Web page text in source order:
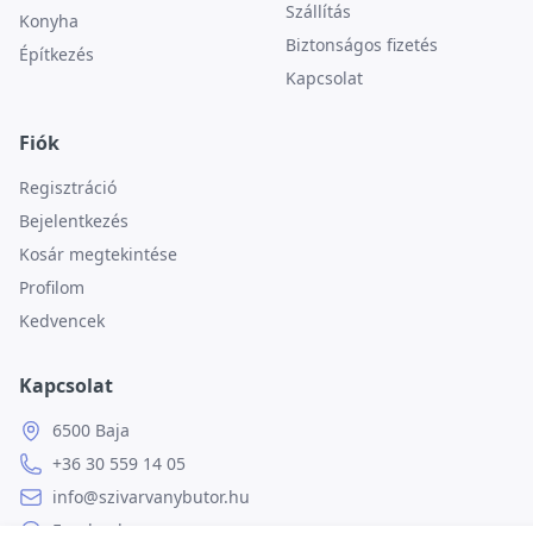
Konyha
Építkezés
Szállítás
Biztonságos fizetés
Kapcsolat
Fiók
Regisztráció
Bejelentkezés
Kosár megtekintése
Profilom
Kedvencek
Kapcsolat
6500 Baja
+36 30 559 14 05
info@szivarvanybutor.hu